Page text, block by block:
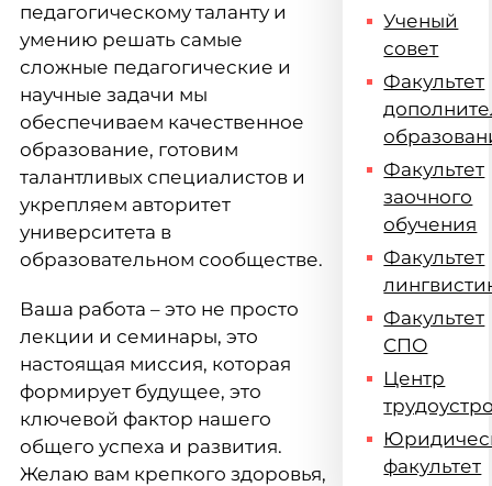
педагогическому таланту и
умению решать самые
сложные педагогические и
научные задачи мы
обеспечиваем качественное
образование, готовим
талантливых специалистов и
укрепляем авторитет
университета в
образовательном сообществе.
Ваша работа – это не просто
лекции и семинары, это
настоящая миссия, которая
формирует будущее, это
ключевой фактор нашего
общего успеха и развития.
Желаю вам крепкого здоровья,
Ученый
совет
Факультет
Факультет
заочного
обучения
Факультет
Факультет
СПО
Центр
факультет